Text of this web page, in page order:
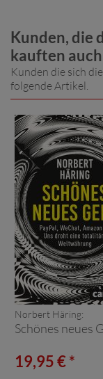
Kunden, die
kauften auch
Kunden die sich
folgende Artikel.
Norbert Häring:
Schönes neues
19,95 € *